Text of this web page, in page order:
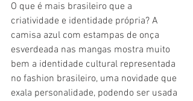
O que é mais brasileiro que a
criatividade e identidade própria? A
camisa azul com estampas de onça
esverdeada nas mangas mostra muito
bem a identidade cultural representada
no fashion brasileiro, uma novidade que
exala personalidade, podendo ser usada